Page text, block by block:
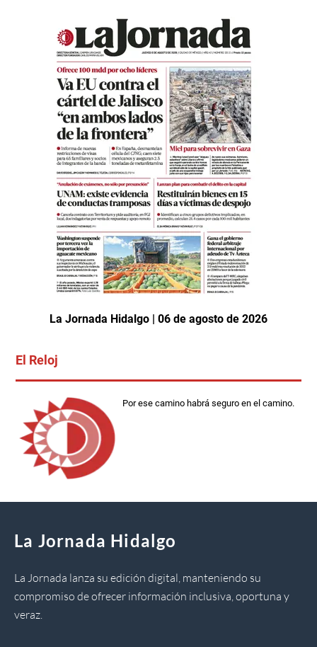
La Jornada Hidalgo | 06 de agosto de 2026
El Reloj
Por ese camino habrá seguro en el camino.
La Jornada Hidalgo
La Jornada lanza su edición digital, manteniendo su
compromiso de ofrecer información inclusiva, oportuna y
veraz.